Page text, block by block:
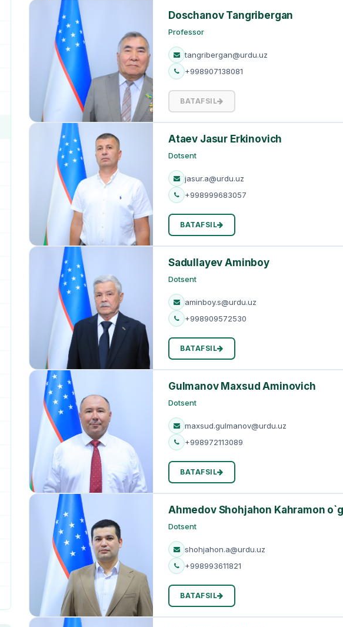
Dоschanov Tangribergan
Professor
tangribergan@urdu.uz
+998907138081
BATAFSIL
Ataev Jasur Erkinovich
Dotsent
jasur.a@urdu.uz
+998999683057
BATAFSIL
Sadullayev Aminboy
Dotsent
aminboy.s@urdu.uz
+998909572530
BATAFSIL
Gulmanov Maxsud Aminovich
Dotsent
maxsud.gulmanov@urdu.uz
+998972113089
BATAFSIL
Ahmedov Shohjahon Kahramon
Dotsent
shohjahon.a@urdu.uz
+998993611821
BATAFSIL